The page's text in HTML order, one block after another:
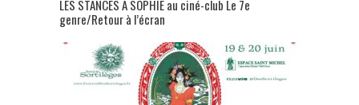
LES STANCES A SOPHIE au ciné-club Le 7e
genre/Retour à l’écran